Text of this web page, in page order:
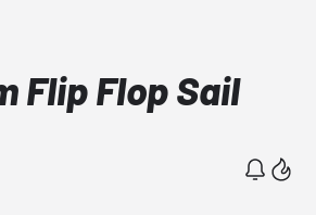
Flip Flop Sail